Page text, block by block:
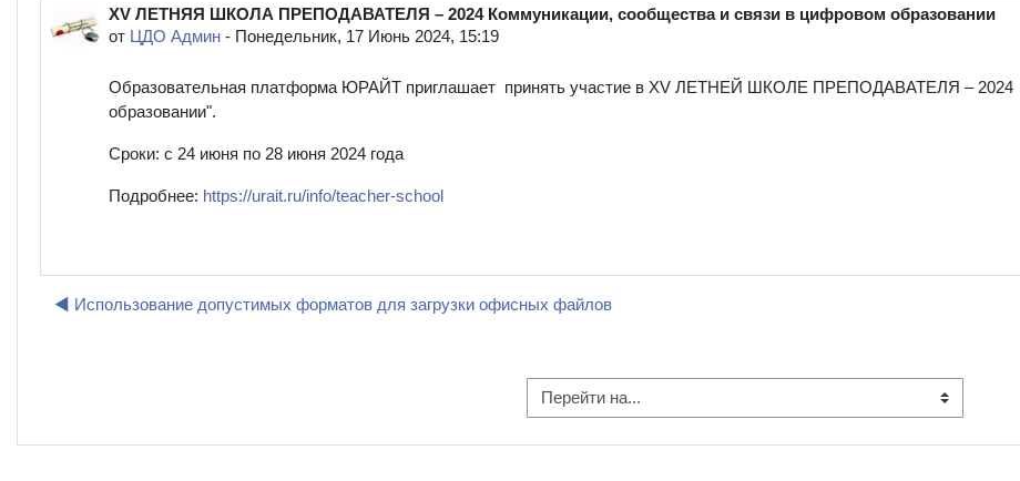
XV ЛЕТНЯЯ ШКОЛА ПРЕПОДАВАТЕЛЯ – 2024 Коммуникации, сообщества и связи в цифровом образовании
от ЦДО Админ - Понедельник, 17 Июнь 2024, 15:19
Количество ответов: 0
Образовательная платформа ЮРАЙТ приглашает принять участие в XV ЛЕТНЕЙ ШКОЛЕ ПРЕПОДАВАТЕЛЯ – 2024
образовании".
Сроки: с 24 июня по 28 июня 2024 года
Подробнее: https://urait.ru/info/teacher-school
◀︎ Использование допустимых форматов для загрузки офисных файлов
Перейти на...